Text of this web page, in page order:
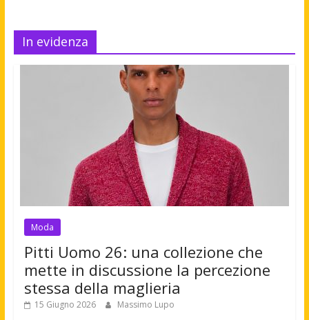
In evidenza
Moda
Pitti Uomo 26: una collezione che
mette in discussione la percezione
stessa della maglieria
15 Giugno 2026 Massimo Lupo